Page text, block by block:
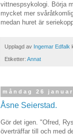
vittnespsykologi. Börja
mycket mer
medan huret är
Upplagd av Ingemar Edfalk
Etiketter: Annat
måndag 26
Åsne Seierstad.
Gör det igen. "Ofred,
överträffar till och med